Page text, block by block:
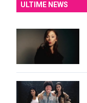
ULTIME NEWS